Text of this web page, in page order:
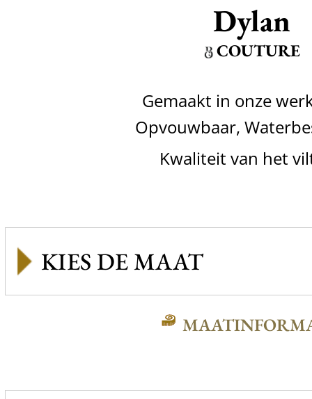
Dylan
COUTURE
Gemaakt in onze
Opvouwbaar,
Kwaliteit van het